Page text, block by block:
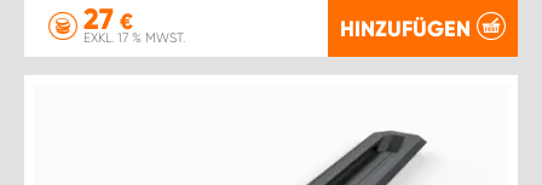
27 €
EXKL. 17 % MWST. HINZUFÜGEN